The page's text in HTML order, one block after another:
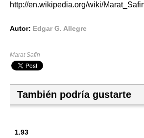
http://en.wikipedia.org/wiki/Marat_
Autor: Edgar G. Allegre
Marat Safin
También podría gustarte
1.93